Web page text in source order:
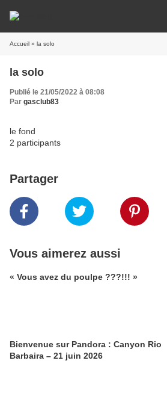
Accueil » la solo
la solo
Publié le 21/05/2022 à 08:08
Par gasclub83
le fond
2 participants
Partager
Vous aimerez aussi
« Vous avez du poulpe ???!!! »
Bienvenue sur Pandora : Canyon Rio
Barbaira – 21 juin 2026